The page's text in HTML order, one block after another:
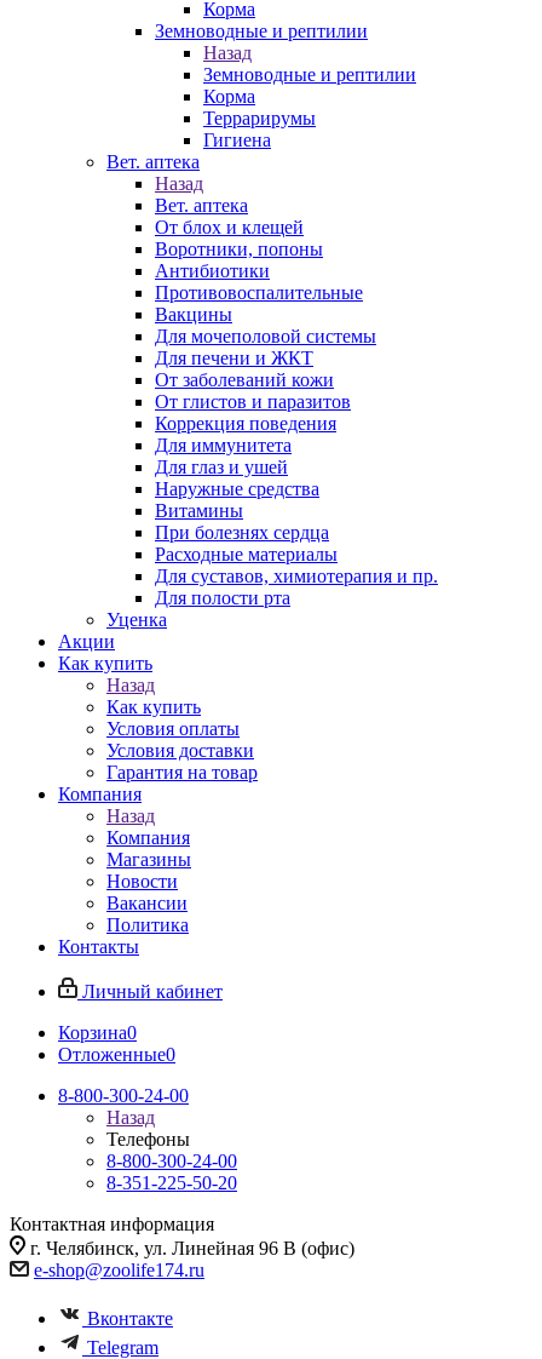
Корма
Земноводные и рептилии
Назад
Земноводные и рептилии
Корма
Террарирумы
Гигиена
Вет. аптека
Назад
Вет. аптека
От блох и клещей
Воротники, попоны
Антибиотики
Противовоспалительные
Вакцины
Для мочеполовой системы
Для печени и ЖКТ
От заболеваний кожи
От глистов и паразитов
Коррекция поведения
Для иммунитета
Для глаз и ушей
Наружные средства
Витамины
При болезнях сердца
Расходные материалы
Для суставов, химиотерапия и пр.
Для полости рта
Уценка
Акции
Как купить
Назад
Как купить
Условия оплаты
Условия доставки
Гарантия на товар
Компания
Назад
Компания
Магазины
Новости
Вакансии
Политика
Контакты
Личный кабинет
Корзина0
Отложенные0
8-800-300-24-00
Назад
Телефоны
8-800-300-24-00
8-351-225-50-20
Контактная информация
г. Челябинск, ул. Линейная 96 В (офис)
e-shop@zoolife174.ru
Вконтакте
Telegram